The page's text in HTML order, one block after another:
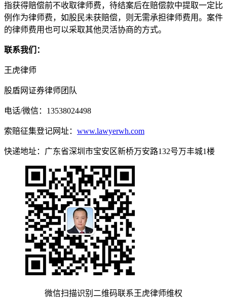
指获得赔偿前不收取律师费，待结案后在赔偿款中提取一定比
例作为律师费，如股民未获赔偿，则无需承担律师费用。案件
的律师费用也可以采取其他灵活协商的方式。
联系我们：
王虎律师
股盾网证券律师团队
电话/微信：13538024498
索赔征集登记网址： www.lawyerwh.com
快递地址：广东省深圳市宝安区新桥万安路132号万丰城1楼
微信扫描识别二维码联系王虎律师维权